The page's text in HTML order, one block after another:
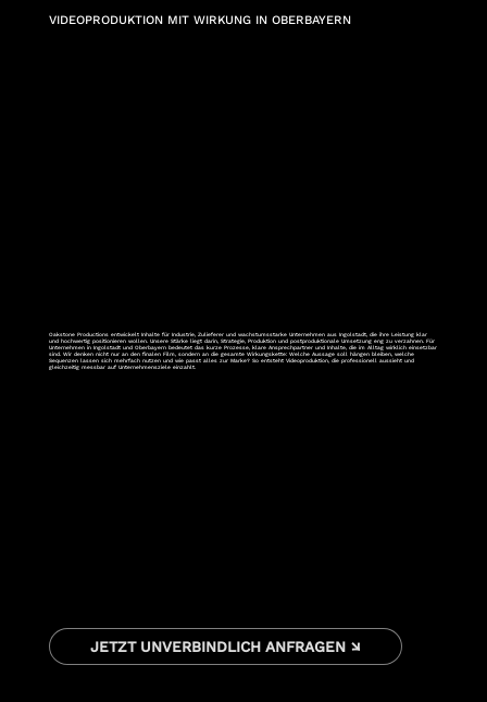
VIDEOPRODUKTION MIT WIRKUNG IN OBERBAYERN
Oakstone Productions entwickelt Inhalte für Industrie, Zulieferer und wachstumsstarke Unternehmen aus Ingolstadt, die ihre Leistung klar
und hochwertig positionieren wollen. Unsere Stärke liegt darin, Strategie, Produktion und postproduktionale Umsetzung eng zu verzahnen. Für
Unternehmen in Ingolstadt und Oberbayern bedeutet das kurze Prozesse, klare Ansprechpartner und Inhalte, die im Alltag wirklich einsetzbar
sind. Wir denken nicht nur an den finalen Film, sondern an die gesamte Wirkungskette: Welche Aussage soll hängen bleiben, welche
Sequenzen lassen sich mehrfach nutzen und wie passt alles zur Marke? So entsteht Videoproduktion, die professionell aussieht und
gleichzeitig messbar auf Unternehmensziele einzahlt.
JETZT UNVERBINDLICH ANFRAGEN ↘